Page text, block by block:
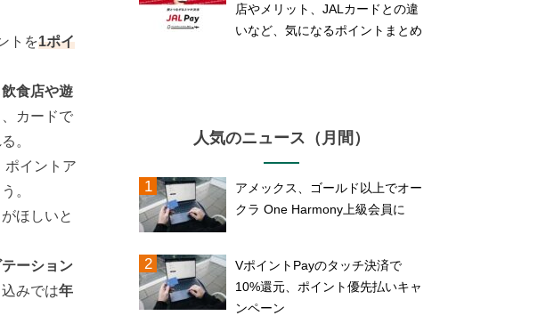
トを1ポイ
食店や遊
カードで
。
ポイントア
。
ほしいと
ーション
みでは年
店やメリット、JALカードとの違
いなど、気になるポイントまとめ
人気のニュース（月間）
アメックス、ゴールド以上でオー
クラ One Harmony上級会員に
VポイントPayのタッチ決済で
10%還元、ポイント優先払いキャ
ンペーン